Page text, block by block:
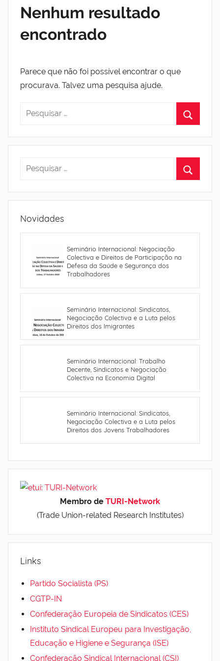
Nenhum resultado
encontrado
Parece que não foi possível encontrar o que
procurava. Talvez uma pesquisa ajude.
Novidades
Seminário Internacional: Negociação
Colectiva e Direitos de Participação na
Defesa da Saúde e Segurança dos
Trabalhadores
Seminário Internacional: Sindicatos,
Negociação Colectiva e a Luta pelos
Direitos dos Imigrantes
Seminário Internacional: Trabalho
Decente, Sindicatos e Negociação
Colectiva na Economia Digital
Seminário Internacional: Sindicatos,
Negociação Colectiva e a Luta pelos
Direitos dos Jovens Trabalhadores
Membro de TURI-Network
(Trade Union-related Research Institutes)
Links
Partido Socialista (PS)
CGTP-IN
Confederação Europeia de Sindicatos (CES)
Instituto Sindical Europeu para Investigação,
Educação e Higiene e Segurança (ISE)
Confederação Sindical Internacional (CSI)